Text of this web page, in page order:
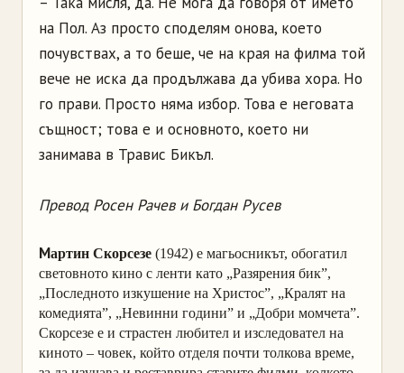
на Пол. Аз просто споделям онова, което
почувствах, а то беше, че на края на филма той
вече не иска да продължава да убива хора. Но
го прави. Просто няма избор. Това е неговата
същност; това е и основното, което ни
занимава в Травис Бикъл.
Превод Росен Рачев и Богдан Русев
Мартин Скорсезе (1942) е магьосникът, обогатил
световното кино с ленти като „Разярения бик”,
„Последното изкушение на Христос”, „Кралят на
комедията”, „Невинни години” и „Добри момчета”.
Скорсезе е и страстен любител и изследовател на
киното – човек, който отделя почти толкова време,